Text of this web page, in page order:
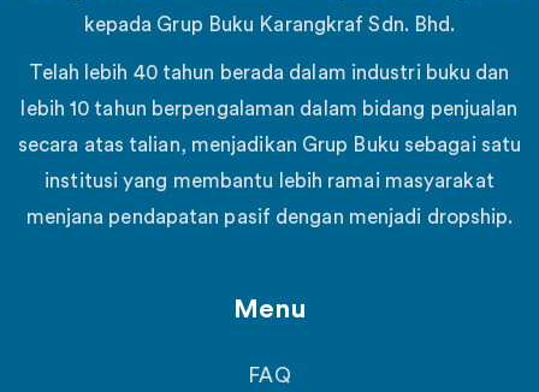
kepada Grup Buku Karangkraf Sdn. Bhd.
Telah lebih 40 tahun berada dalam industri buku dan
lebih 10 tahun berpengalaman dalam bidang penjualan
secara atas talian, menjadikan Grup Buku sebagai satu
institusi yang membantu lebih ramai masyarakat
menjana pendapatan pasif dengan menjadi dropship.
Menu
FAQ